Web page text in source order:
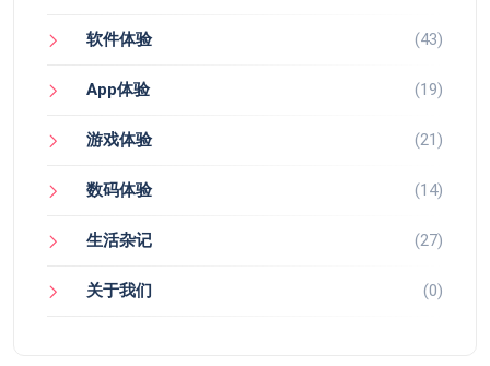
软件体验 (43)
App体验 (19)
游戏体验 (21)
数码体验 (14)
生活杂记 (27)
关于我们 (0)